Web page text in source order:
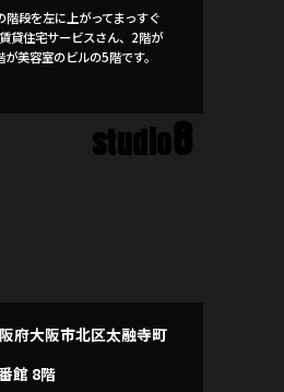
段を左に上がってまっすぐ
貸住宅サービスさん、2階が
美容室のビルの5階です。
studio8
府大阪市北区太融寺町
館 8階